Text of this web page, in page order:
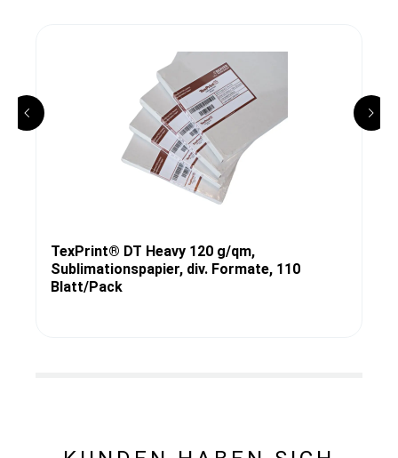
TexPrint® DT Heavy 120 g/qm,
Sublimationspapier, div. Formate, 110
Blatt/Pack